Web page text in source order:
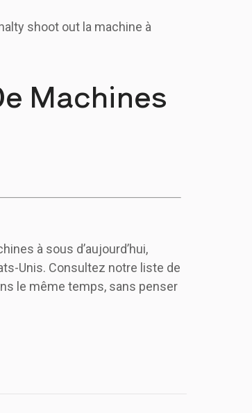
shoot out la machine à
Machines
à sous d’aujourd’hui,
Unis. Consultez notre liste de
le même temps, sans penser